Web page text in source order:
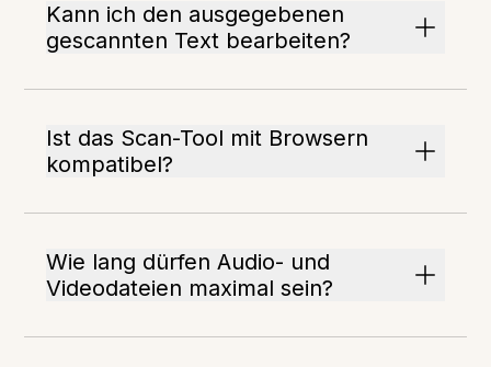
Kann ich den ausgegebenen
gescannten Text bearbeiten?
Ist das Scan-Tool mit Browsern
kompatibel?
Wie lang dürfen Audio- und
Videodateien maximal sein?